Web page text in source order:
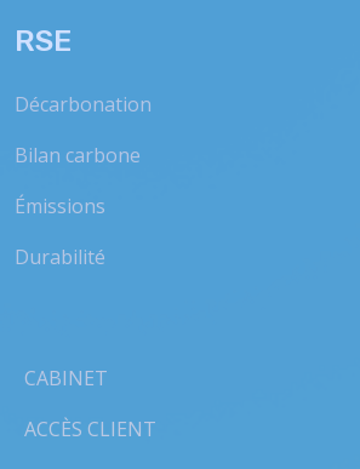
RSE
Décarbonation
Bilan carbone
Émissions
Durabilité
CABINET
ACCÈS CLIENT